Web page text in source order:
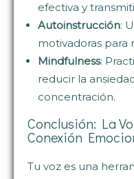
efectiva y
Autoinstrucción:
motivadoras
Mindfulness:
reducir la
concentración.
Conclusión: La
Conexión
Tu voz es una